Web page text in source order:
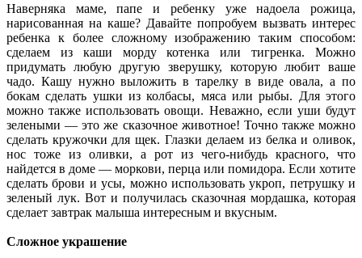
Наверняка маме, папе и ребенку уже надоела рожица,
нарисованная на каше? Давайте попробуем вызвать интерес
ребенка к более сложному изображению таким способом:
сделаем из каши морду котенка или тигренка. Можно
придумать любую другую зверушку, которую любит ваше
чадо. Кашу нужно выложить в тарелку в виде овала, а по
бокам сделать ушки из колбасы, мяса или рыбы. Для этого
можно также использовать овощи. Неважно, если уши будут
зелеными — это же сказочное животное! Точно также можно
сделать кружочки для щек. Глазки делаем из белка и оливок,
нос тоже из оливки, а рот из чего-нибудь красного, что
найдется в доме — моркови, перца или помидора. Если хотите
сделать брови и усы, можно использовать укроп, петрушку и
зеленый лук. Вот и получилась сказочная мордашка, которая
сделает завтрак малыша интересным и вкусным.
Сложное украшение